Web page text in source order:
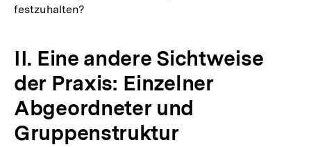
festzuhalten?
II. Eine andere Sichtweise
der Praxis: Einzelner
Abgeordneter und
Gruppenstruktur